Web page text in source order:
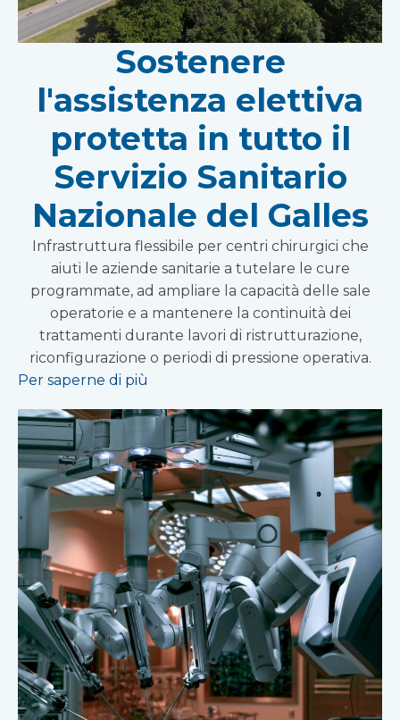
Sostenere
l'assistenza elettiva
protetta in tutto il
Servizio Sanitario
Nazionale del Galles
Infrastruttura flessibile per centri chirurgici che
aiuti le aziende sanitarie a tutelare le cure
programmate, ad ampliare la capacità delle sale
operatorie e a mantenere la continuità dei
trattamenti durante lavori di ristrutturazione,
riconfigurazione o periodi di pressione operativa.
Per saperne di più